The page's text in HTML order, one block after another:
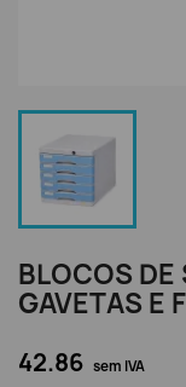
BLOCOS DE
GAVETAS E
42.86 sem IVA